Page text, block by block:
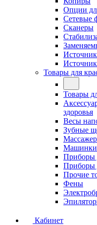
Опции
Сетевые
Сканеры
Товары для
Товары
здоровья
Весы
Зубные
Машинки
Приборы
Приборы
Прочие
Фены
Кабинет